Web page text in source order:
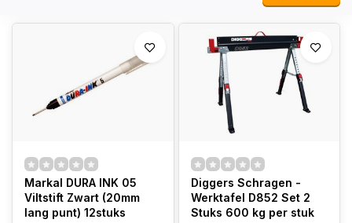
Markal DURA INK 05
Viltstift Zwart (20mm
lang punt) 12stuks
Diggers Schragen -
Werktafel D852 Set 2
Stuks 600 kg per stuk